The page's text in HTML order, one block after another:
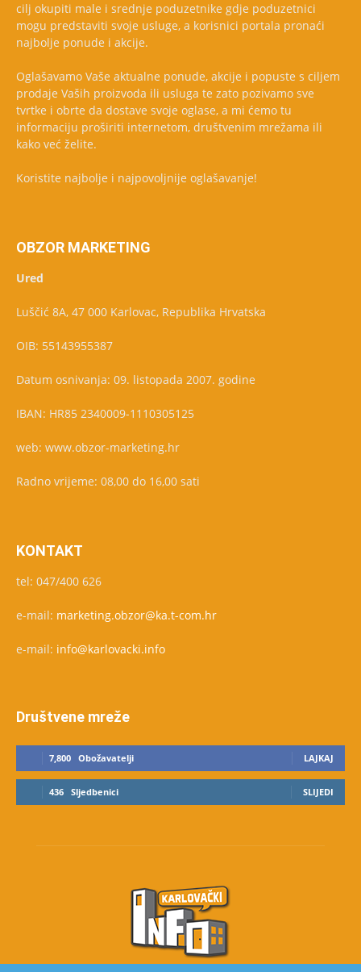
cilj okupiti male i srednje poduzetnike gdje poduzetnici
mogu predstaviti svoje usluge, a korisnici portala pronaći
najbolje ponude i akcije.
Oglašavamo Vaše aktualne ponude, akcije i popuste s ciljem
prodaje Vaših proizvoda ili usluga te zato pozivamo sve
tvrtke i obrte da dostave svoje oglase, a mi ćemo tu
informaciju proširiti internetom, društvenim mrežama ili
kako već želite.
Koristite najbolje i najpovoljnije oglašavanje!
OBZOR MARKETING
Ured
Luščić 8A, 47 000 Karlovac, Republika Hrvatska
OIB: 55143955387
Datum osnivanja: 09. listopada 2007. godine
IBAN: HR85 2340009-1110305125
web: www.obzor-marketing.hr
Radno vrijeme: 08,00 do 16,00 sati
KONTAKT
tel: 047/400 626
e-mail: marketing.obzor@ka.t-com.hr
e-mail: info@karlovacki.info
Društvene mreže
7,800 Obožavatelji LAJKAJ
436 Sljedbenici SLIJEDI